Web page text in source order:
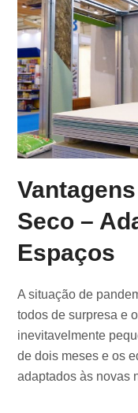
Seco –
Espaços
A situação de
todos de surpresa e
inevitavelmente
de dois meses e os
adaptados às novas